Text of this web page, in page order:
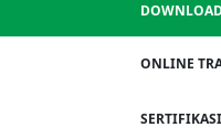
ONLINE
SERTIFIKASI